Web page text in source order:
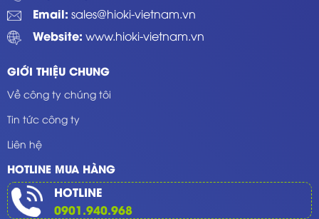
Email: sales@hioki-vietnam.vn
Website: www.hioki-vietnam.vn
GIỚI THIỆU CHUNG
Về công ty chúng tôi
Tin tức công ty
Liên hệ
HOTLINE MUA HÀNG
HOTLINE
0901.940.968